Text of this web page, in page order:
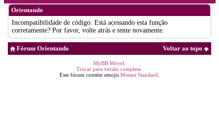
Orientando
Incompatibilidade de código. Está acessando esta função
corretamente? Por favor, volte atrás e tente novamente.
Voltar ao topo
Fórum Orientando
MyBB Móvel
Trocar para versão completa
Este fórum contém emojis Mutant Standard